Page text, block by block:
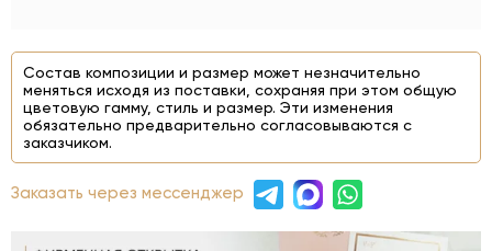
Состав композиции и размер может незначительно
меняться исходя из поставки, сохраняя при этом общую
цветовую гамму, стиль и размер. Эти изменения
обязательно предварительно согласовываются с
заказчиком.
Заказать через мессенджер